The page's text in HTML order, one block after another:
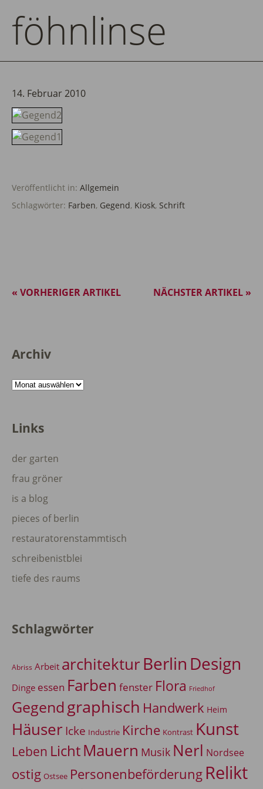
föhnlinse
14. Februar 2010
Veröffentlicht in: Allgemein
Schlagwörter: Farben, Gegend, Kiosk, Schrift
NÄCHSTER ARTIKEL »
« VORHERIGER ARTIKEL
Archiv
Archiv
Links
der garten
frau gröner
is a blog
pieces of berlin
restauratorenstammtisch
schreibenistblei
tiefe des raums
Schlagwörter
Abriss Arbeit architekturBerlin Design
Dinge essen Farben fenster Flora Friedhof
Gegendgraphisch Handwerk Heim
Häuser Icke Industrie Kirche Kontrast Kunst
Leben LichtMauern Musik Nerl Nordsee
ostig Ostsee Personenbeförderung Relikt